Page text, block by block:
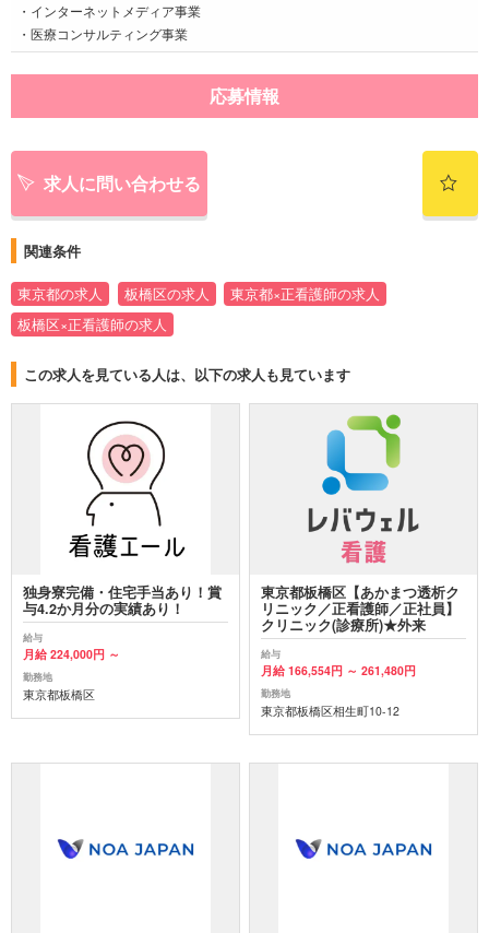
・インターネットメディア事業
・医療コンサルティング事業
応募情報
求人に問い合わせる
関連条件
東京都の求人 板橋区の求人
東京都×正看護師の求人
板橋区×正看護師の求人
この求人を見ている人は、以下の求人も見ています
独身寮完備・住宅手当あり！賞
与4.2か月分の実績あり！
給与
月給 224,000円 ～
勤務地
東京都板橋区
東京都板橋区【あかまつ透析ク
リニック／正看護師／正社員】
クリニック(診療所)★外来
給与
月給 166,554円 ～ 261,480円
勤務地
東京都板橋区相生町10-12